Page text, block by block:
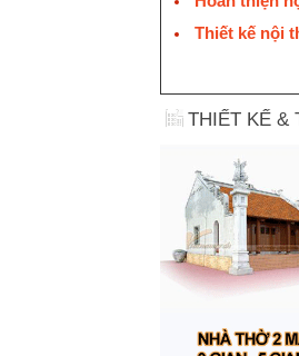
Thiết kế nội
THIẾT KẾ &